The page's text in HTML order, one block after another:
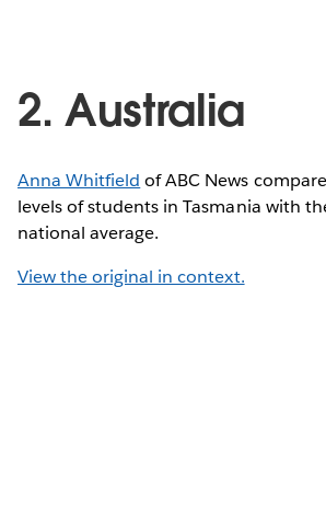
2. Australia
Anna Whitfield of ABC News
levels of students in Tasmania with
national average.
View the original in context.